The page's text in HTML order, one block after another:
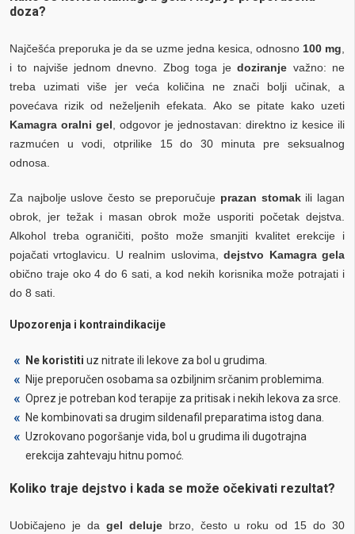
doza?
Najčešća preporuka je da se uzme jedna kesica, odnosno 100 mg
i to najviše jednom dnevno. Zbog toga jedoziranje važno: ne
treba uzimati više jer veća količina ne znači bolji učinak, a
povećava rizik od neželjenih efekata. Ako se pitate kako uzeti
Kamagra oralni gel , odgovor je jednostavan: direktno iz kesice ili
razmućen u vodi, otprilike 15 do 30 minuta pre seksualnog
odnosa.
Za najbolje uslove često se preporučuje prazan stomakili lagan
obrok, jer težak i masan obrok može usporiti početak dejstva.
Alkohol treba ograničiti, pošto može smanjiti kvalitet erekcije i
pojačati vrtoglavicu. U realnim uslovima,dejstvo Kamagra gela
obično traje oko 4 do 6 sati, a kod nekih korisnika može potrajati i
do 8 sati.
Upozorenja i kontraindikacije
Ne koristiti uz nitrate ili lekove za bol u grudima.
Nije preporučen osobama sa ozbiljnim srčanim problemima.
Oprez je potreban kod terapije za pritisak i nekih lekova za srce.
Ne kombinovati sa drugim sildenafil preparatima istog dana.
Uzrokovano pogoršanje vida, bol u grudima ili dugotrajna
erekcija zahtevaju hitnu pomoć.
Koliko traje dejstvo i kada se može očekivati rezultat?
Uobičajeno je da gel deluje brzo, često u roku od 15 do 30